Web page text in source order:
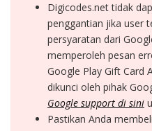
Digicodes.net tidak
penggantian jika user
persyaratan dari
memperoleh pesan
Google Play Gift Card
dikunci oleh pihak
Google support di sini
Pastikan Anda